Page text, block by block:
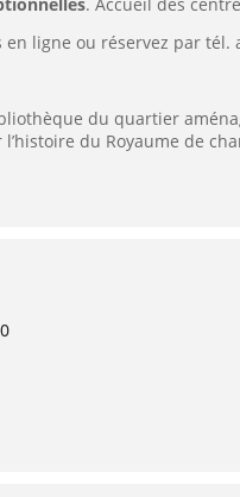
ligne ou réservez par tél.
du quartier
du Royaume de